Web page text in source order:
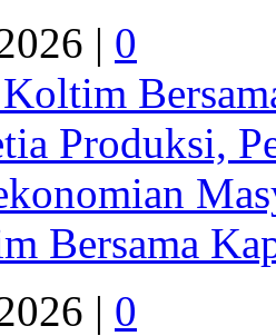
| 0
Bersama
| 0